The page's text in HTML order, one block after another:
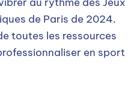
de Paris de 2024.
toutes les ressources
en sport